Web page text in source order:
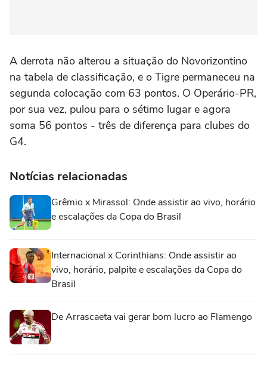
A derrota não alterou a situação do Novorizontino
na tabela de classificação, e o Tigre permaneceu na
segunda colocação com 63 pontos. O Operário-PR,
por sua vez, pulou para o sétimo lugar e agora
soma 56 pontos - três de diferença para clubes do
G4.
Notícias relacionadas
Grêmio x Mirassol: Onde assistir ao vivo, horário
e escalações da Copa do Brasil
Internacional x Corinthians: Onde assistir ao
vivo, horário, palpite e escalações da Copa do
Brasil
De Arrascaeta vai gerar bom lucro ao Flamengo